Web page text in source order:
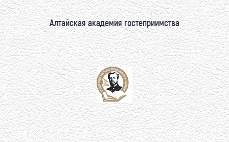
Алтайская академия гостеприимства